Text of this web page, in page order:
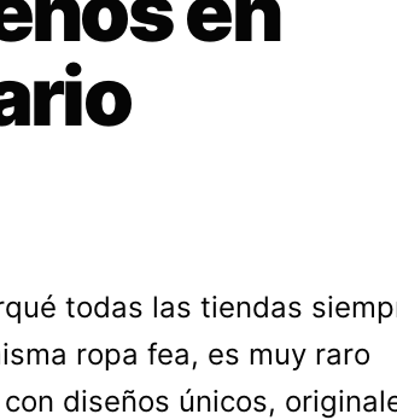
todas las tiendas
ropa fea, es muy raro
diseños únicos,